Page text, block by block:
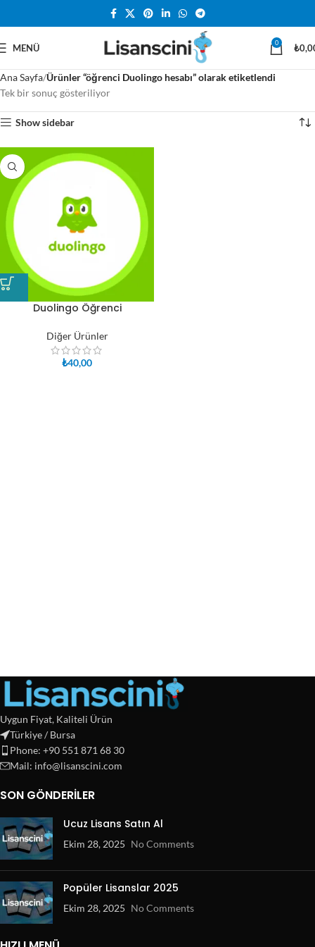
MENÜ 0 ₺
Ana Sayfa Ürünler “öğrenci Duolingo hesabı” olarak etiketlendi
Tek bir sonuç gösteriliyor
Show sidebar
Duolingo Öğrenci
Diğer Ürünler
₺40,00
Uygun Fiyat, Kaliteli Ürün
Türkiye / Bursa
Phone: +90 551 871 68 30
Mail: info@lisanscini.com
SON GÖNDERILER
Ucuz Lisans Satın Al
Ekim 28, 2025 No Comments
Popüler Lisanslar 2025
Ekim 28, 2025 No Comments